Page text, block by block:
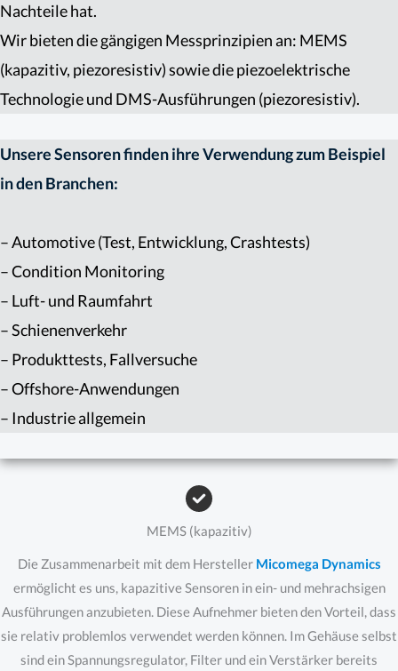
Nachteile hat.
Wir bieten die gängigen Messprinzipien an: MEMS
(kapazitiv, piezoresistiv) sowie die piezoelektrische
Technologie und DMS-Ausführungen (piezoresistiv).
Unsere Sensoren finden ihre Verwendung zum Beispiel
in den Branchen:
– Automotive (Test, Entwicklung, Crashtests)
– Condition Monitoring
– Luft- und Raumfahrt
– Schienenverkehr
– Produkttests, Fallversuche
– Offshore-Anwendungen
– Industrie allgemein
MEMS (kapazitiv)
Die Zusammenarbeit mit dem Hersteller Micomega Dynamics
ermöglicht es uns, kapazitive Sensoren in ein- und mehrachsigen
Ausführungen anzubieten. Diese Aufnehmer bieten den Vorteil, dass
sie relativ problemlos verwendet werden können. Im Gehäuse selbst
sind ein Spannungsregulator, Filter und ein Verstärker bereits